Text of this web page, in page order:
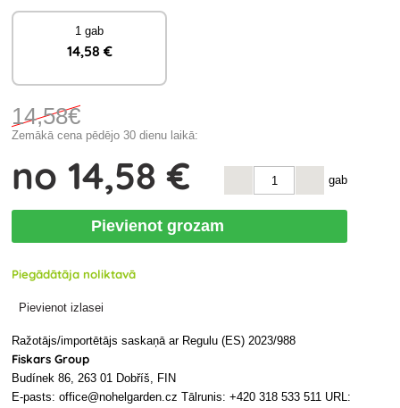
1 gab
14,58 €
14,58€
Zemākā cena pēdējo 30 dienu laikā:
no14,58 € gab
Pievienot grozam
Piegādātāja noliktavā
Pievienot izlasei
Ražotājs/importētājs saskaņā ar Regulu (ES) 2023/988
Fiskars Group
Budínek 86, 263 01 Dobříš, FIN
E-pasts: office@nohelgarden.cz Tālrunis: +420 318 533 511 URL: